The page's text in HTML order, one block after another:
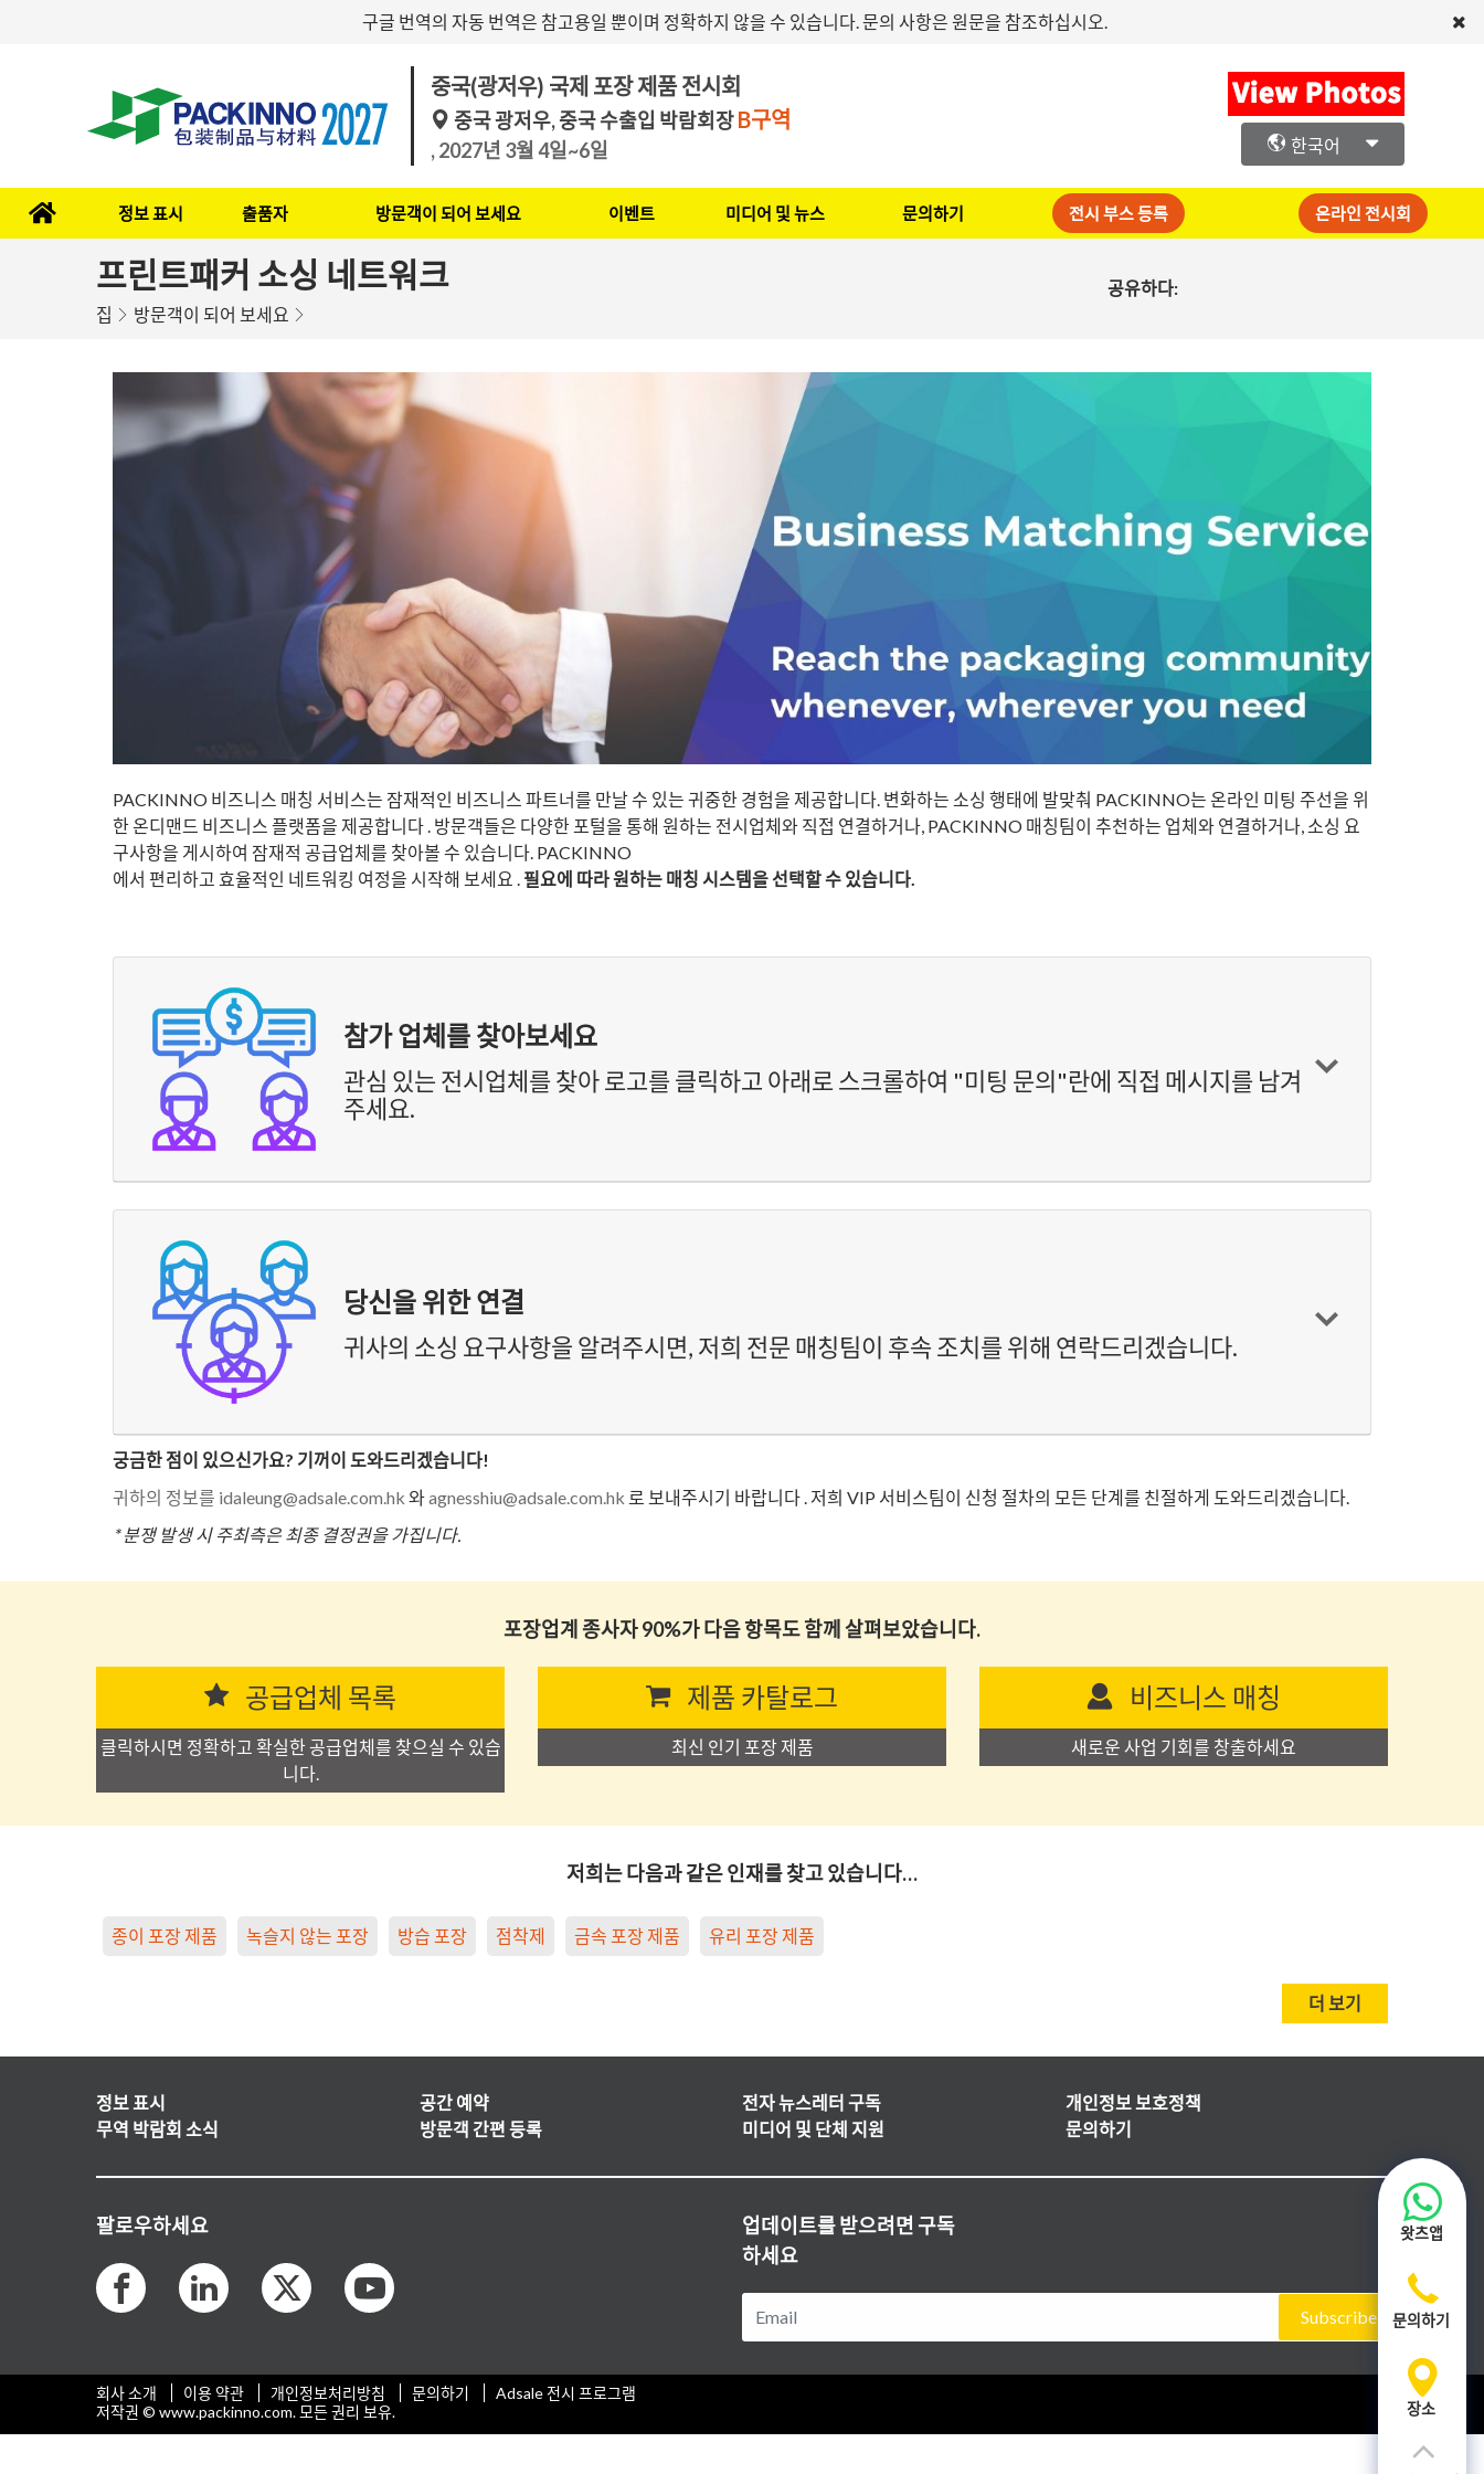
구글 번역의 자동 번역은 참고용일 뿐이며 정확하지 않을 수 있습니다. 문의 사항은 원문을 참조하십시오.
중국(광저우) 국제 포장 제품 전시회
중국 광저우, 중국 수출입 박람회장B구역
, 2027년 3월 4일~6일 한국어
정보 표시 출품자 방문객이 되어 보세요 이벤트 미디어 및 뉴스 문의하기 전시 부스 등록 온라인 전시회
프린트패커 소싱 네트워크
집 방문객이 되어 보세요
공유하다:
PACKINNO 비즈니스 매칭 서비스는 잠재적인 비즈니스 파트너를 만날 수 있는 귀중한 경험을 제공합니다. 변화하는 소싱 행태에 발맞춰 PACKINNO는 온라인 미팅 ​​주선을 위
한 온디맨드 비즈니스 플랫폼을 제공합니다. 방문객들은 다양한 포털을 통해 원하는 전시업체와 직접 연결하거나, PACKINNO 매칭팀이 추천하는 업체와 연결하거나, 소싱 요
구사항을 게시하여 잠재적 공급업체를 찾아볼 수 있습니다. PACKINNO
에서 편리하고 효율적인 네트워킹 여정을 시작해 보세요 . 필요에 따라 원하는 매칭 시스템을 선택할 수 있습니다.
참가 업체를 찾아보세요
관심 있는 전시업체를 찾아 로고를 클릭하고 아래로 스크롤하여 "미팅 문의"란에 직접 메시지를 남겨
주세요.
당신을 위한 연결
귀사의 소싱 요구사항을 알려주시면, 저희 전문 매칭팀이 후속 조치를 위해 연락드리겠습니다.
궁금한 점이 있으신가요? 기꺼이 도와드리겠습니다!
귀하의 정보를 idaleung@adsale.com.hk 와agnesshiu@adsale.com.hk 로 보내주시기 바랍니다. 저희 VIP 서비스팀이 신청 절차의 모든 단계를 친절하게 도와드리겠습니다.
* 분쟁 발생 시 주최측은 최종 결정권을 가집니다.
포장업계 종사자 90%가 다음 항목도 함께 살펴보았습니다.
공급업체 목록
클릭하시면 정확하고 확실한 공급업체를 찾으실 수 있습
니다.
제품 카탈로그
최신 인기 포장 제품
비즈니스 매칭
새로운 사업 기회를 창출하세요
저희는 다음과 같은 인재를 찾고 있습니다…
종이 포장 제품 녹슬지 않는 포장 방습 포장 점착제 금속 포장 제품 유리 포장 제품
더 보기
정보 표시
무역 박람회 소식
공간 예약
방문객 간편 등록
전자 뉴스레터 구독
미디어 및 단체 지원
개인정보 보호정책
문의하기
팔로우하세요
업데이트를 받으려면 구독
하세요
Subscribe
회사 소개 이용 약관 개인정보처리방침 문의하기
Adsale 전시 프로그램
저작권 © www.packinno.com. 모든 권리 보유.
왓츠앱
문의하기
장소